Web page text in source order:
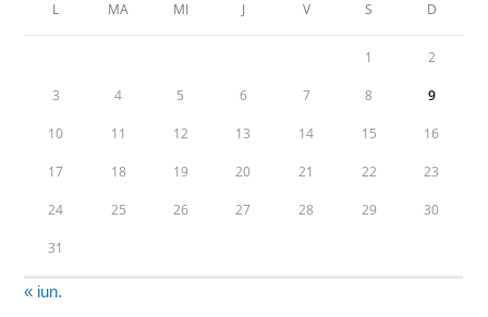
L MA MI J V S D
1 2
3 4 5 6 7 8 9
10 11 12 13 14 15 16
17 18 19 20 21 22 23
24 25 26 27 28 29 30
31
« iun.